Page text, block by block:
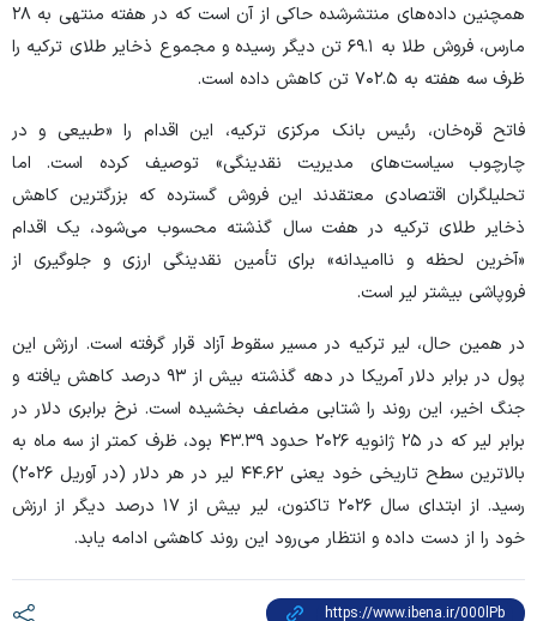
همچنین داده‌های منتشرشده حاکی از آن است که در هفته منتهی به ۲۸
مارس، فروش طلا به ۶۹.۱ تن دیگر رسیده و مجموع ذخایر طلای ترکیه را
ظرف سه هفته به ۷۰۲.۵ تن کاهش داده است.
فاتح قره‌خان، رئیس بانک مرکزی ترکیه، این اقدام را «طبیعی و در
چارچوب سیاست‌های مدیریت نقدینگی» توصیف کرده است. اما
تحلیلگران اقتصادی معتقدند این فروش گسترده که بزرگترین کاهش
ذخایر طلای ترکیه در هفت سال گذشته محسوب می‌شود، یک اقدام
«آخرین لحظه و ناامیدانه» برای تأمین نقدینگی ارزی و جلوگیری از
فروپاشی بیشتر لیر است.
در همین حال، لیر ترکیه در مسیر سقوط آزاد قرار گرفته است. ارزش این
پول در برابر دلار آمریکا در دهه گذشته بیش از ۹۳ درصد کاهش یافته و
جنگ اخیر، این روند را شتابی مضاعف بخشیده است. نرخ برابری دلار در
برابر لیر که در ۲۵ ژانویه ۲۰۲۶ حدود ۴۳.۳۹ بود، ظرف کمتر از سه ماه به
بالاترین سطح تاریخی خود یعنی ۴۴.۶۲ لیر در هر دلار (در آوریل ۲۰۲۶)
رسید. از ابتدای سال ۲۰۲۶ تاکنون، لیر بیش از ۱۷ درصد دیگر از ارزش
خود را از دست داده و انتظار می‌رود این روند کاهشی ادامه یابد.